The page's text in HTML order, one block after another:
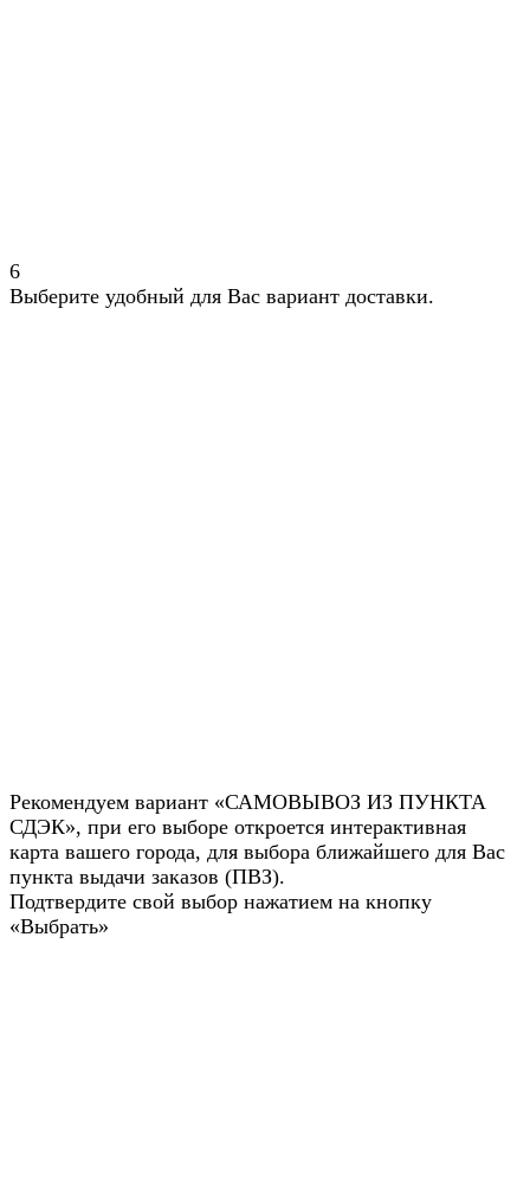
6
Выберите удобный для Вас вариант доставки.
Рекомендуем вариант «САМОВЫВОЗ ИЗ ПУНКТА
СДЭК», при его выборе откроется интерактивная
карта вашего города, для выбора ближайшего для Вас
пункта выдачи заказов (ПВЗ).
Подтвердите свой выбор нажатием на кнопку
«Выбрать»